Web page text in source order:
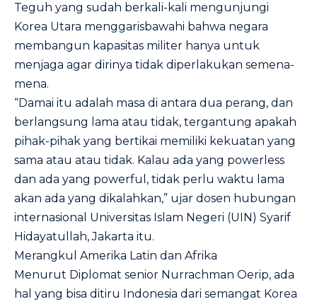
Teguh yang sudah berkali-kali mengunjungi
Korea Utara menggarisbawahi bahwa negara
membangun kapasitas militer hanya untuk
menjaga agar dirinya tidak diperlakukan semena-
mena.
“Damai itu adalah masa di antara dua perang, dan
berlangsung lama atau tidak, tergantung apakah
pihak-pihak yang bertikai memiliki kekuatan yang
sama atau atau tidak. Kalau ada yang powerless
dan ada yang powerful, tidak perlu waktu lama
akan ada yang dikalahkan,” ujar dosen hubungan
internasional Universitas Islam Negeri (UIN) Syarif
Hidayatullah, Jakarta itu.
Merangkul Amerika Latin dan Afrika
Menurut Diplomat senior Nurrachman Oerip, ada
hal yang bisa ditiru Indonesia dari semangat Korea